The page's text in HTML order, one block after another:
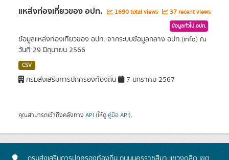
แหล่งท่องเที่ยวของ อปท. 1690 total views 37 recent views
ข้อมูลทั่วไป อปท.
ข้อมูลแหล่งท่องเทียวของ อปท. จากระบบข้อมูลกลาง อปท.(info) ณ
วันที่ 29 มิถุนายน 2566
CSV
กรมส่งเสริมการปกครองท้องถิ่น 7 มกราคม 2567
คุณสามารถเข้าถึงคลังทาง API (ให้ดู คู่มือ API).